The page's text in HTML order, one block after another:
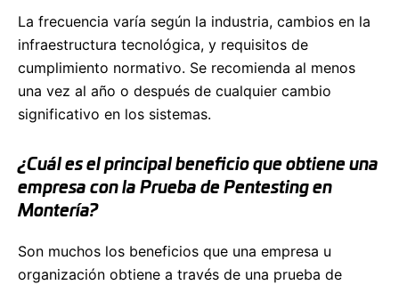
La frecuencia varía según la industria, cambios en la
infraestructura tecnológica, y requisitos de
cumplimiento normativo. Se recomienda al menos
una vez al año o después de cualquier cambio
significativo en los sistemas.
¿Cuál es el principal beneficio que obtiene una
empresa con la Prueba de Pentesting en
Montería?
Son muchos los beneficios que una empresa u
organización obtiene a través de una prueba de